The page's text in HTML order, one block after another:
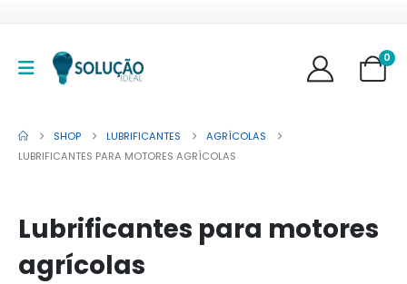
0
SHOP LUBRIFICANTES
AGRÍCOLAS
LUBRIFICANTES PARA MOTORES AGRÍCOLAS
Lubrificantes para motores
agrícolas